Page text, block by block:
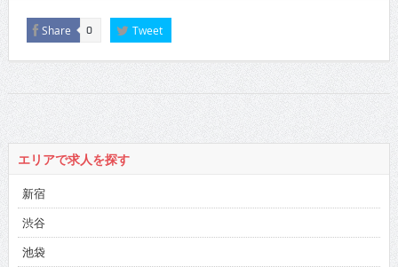
Share 0 Tweet
エリアで求人を探す
新宿
渋谷
池袋